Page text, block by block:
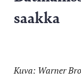
saakka
Kuva: Warner